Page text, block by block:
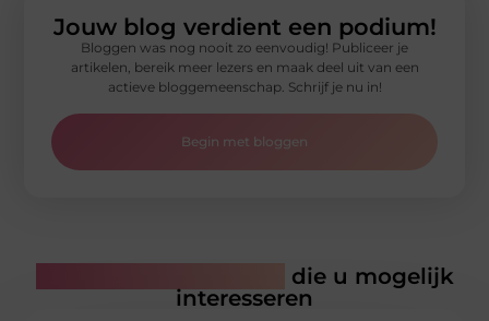
Jouw blog verdient een podium!
Bloggen was nog nooit zo eenvoudig! Publiceer je
artikelen, bereik meer lezers en maak deel uit van een
actieve bloggemeenschap. Schrijf je nu in!
Begin met bloggen
die u mogelijk
interesseren